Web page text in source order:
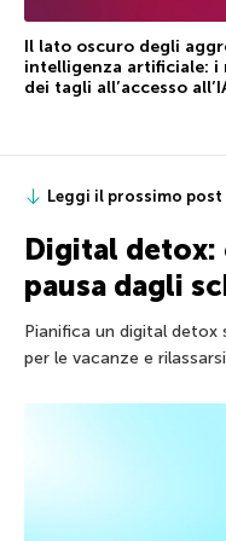
Il lato oscuro degli
intelligenza artificiale: i
dei tagli all’accesso
Leggi il prossimo post
Digital detox:
pausa dagli
Pianifica un digital detox
per le vacanze e